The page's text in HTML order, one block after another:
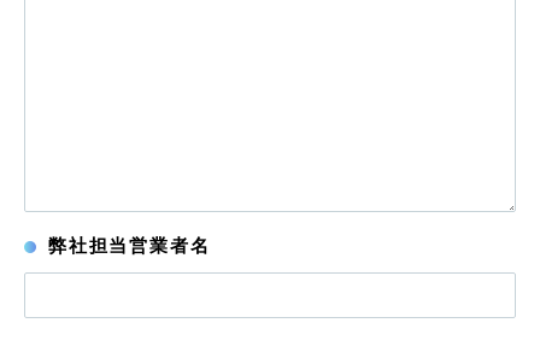
弊社担当営業者名